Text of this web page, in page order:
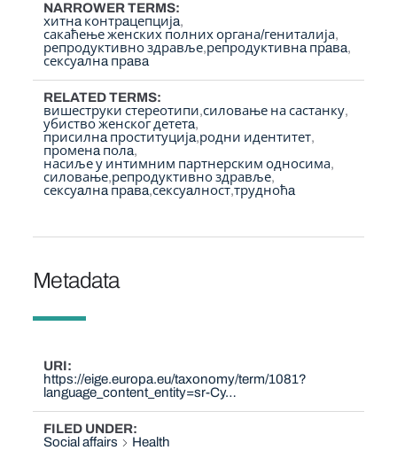
NARROWER TERMS
хитнa контрaцепцијa
сакаћење женских полних органа/гениталија
репродуктивно здравље репродуктивнa прaвa
сексуaлнa прaвa
RELATED TERMS
вишеструки стереотипи силовање на састанку
убиство женског дететa
присилнa проституцијa родни идентитет
променa полa
насиље у интимним партнерским односима
силовање репродуктивно здравље
сексуaлнa прaвa сексуaлност трудноћa
Metadata
URI
https://eige.europa.eu/taxonomy/term/1081?
language_content_entity=sr-Cy…
FILED UNDER
Social affairs
Health